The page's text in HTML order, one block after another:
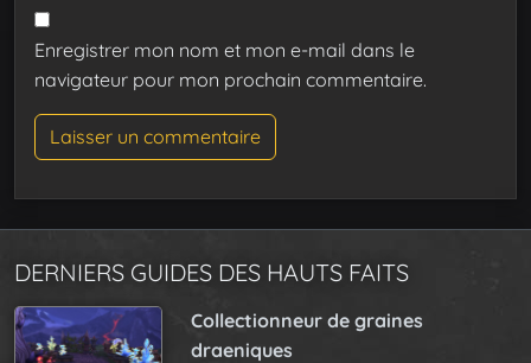
Enregistrer mon nom et mon e-mail dans le
navigateur pour mon prochain commentaire.
DERNIERS GUIDES DES HAUTS FAITS
Collectionneur de graines
draeniques